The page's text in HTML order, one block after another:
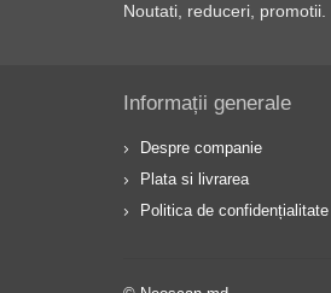
Noutati, reduceri, promotii.
Informații generale
Despre companie
Plata si livrarea
Politica de confidențialitate